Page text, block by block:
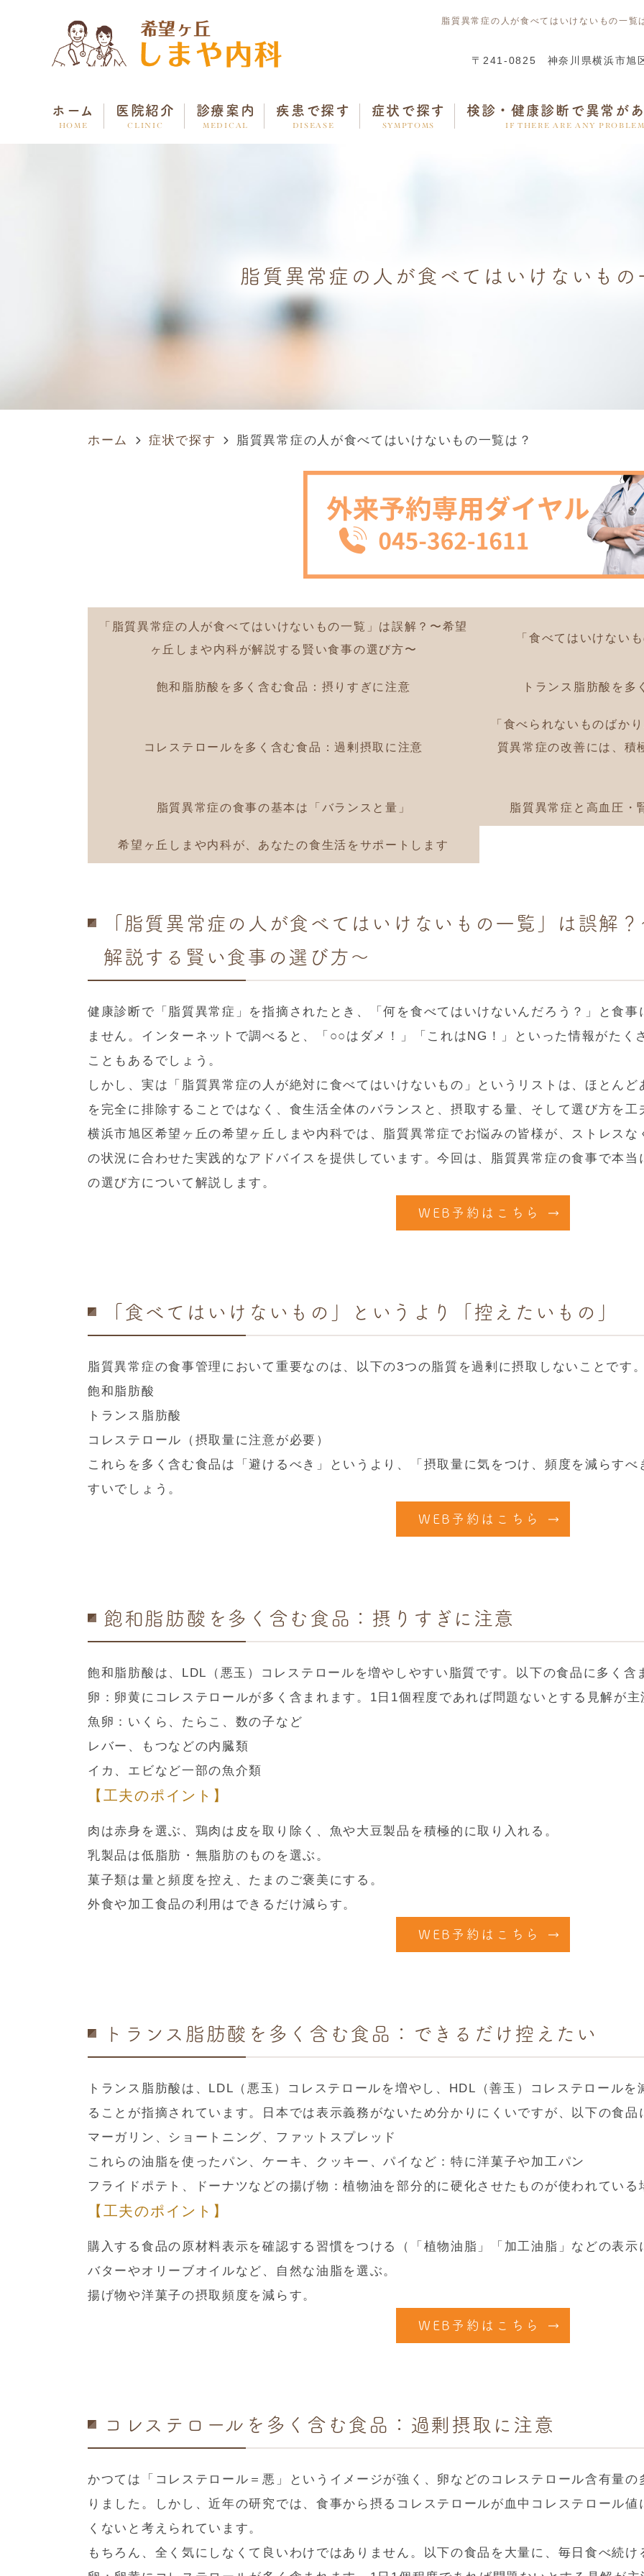
脂質異常症の人が食べてはいけないもの一
〒241-0825 神奈川県横浜市旭
ホーム
HOME
医院紹介
CLINIC
診療案内
MEDICAL
疾患で探す
DISEASE
症状で探す
SYMPTOMS
検診・健康診断で異常が
IF THERE ARE ANY
脂質異常症の人が食べてはいけないもの
ホーム 症状で探す 脂質異常症の人が食べてはいけないもの一覧は？
「脂質異常症の人が食べてはいけないもの一覧」は誤解？〜希望
ヶ丘しまや内科が解説する賢い食事の選び方〜
「食べてはいけない
飽和脂肪酸を多く含む食品：摂りすぎに注意 トランス脂肪酸を多
コレステロールを多く含む食品：過剰摂取に注意
「食べられないものばか
質異常症の改善には、積
脂質異常症の食事の基本は「バランスと量」 脂質異常症と高血圧・
希望ヶ丘しまや内科が、あなたの食生活をサポートします
「脂質異常症の人が食べてはいけないもの一覧」は誤解
解説する賢い食事の選び方〜
健康診断で「脂質異常症」を指摘されたとき、「何を食べてはいけないんだろう？」と食事
ません。インターネットで調べると、「○○はダメ！」「これはNG！」といった情報がたく
こともあるでしょう。
しかし、実は「脂質異常症の人が絶対に食べてはいけないもの」というリストは、ほとん
を完全に排除することではなく、食生活全体のバランスと、摂取する量、そして選び方を工
横浜市旭区希望ヶ丘の希望ヶ丘しまや内科では、脂質異常症でお悩みの皆様が、ストレスな
の状況に合わせた実践的なアドバイスを提供しています。今回は、脂質異常症の食事で本
の選び方について解説します。
WEB予約はこちら
「食べてはいけないもの」というより「控えたいもの」
脂質異常症の食事管理において重要なのは、以下の3つの脂質を過剰に摂取しないことです。
飽和脂肪酸
トランス脂肪酸
コレステロール（摂取量に注意が必要）
これらを多く含む食品は「避けるべき」というより、「摂取量に気をつけ、頻度を減らす
すいでしょう。
WEB予約はこちら
飽和脂肪酸を多く含む食品：摂りすぎに注意
飽和脂肪酸は、LDL（悪玉）コレステロールを増やしやすい脂質です。以下の食品に多く含
卵：卵黄にコレステロールが多く含まれます。1日1個程度であれば問題ないとする見解が主
魚卵：いくら、たらこ、数の子など
レバー、もつなどの内臓類
イカ、エビなど一部の魚介類
【工夫のポイント】
肉は赤身を選ぶ、鶏肉は皮を取り除く、魚や大豆製品を積極的に取り入れる。
乳製品は低脂肪・無脂肪のものを選ぶ。
菓子類は量と頻度を控え、たまのご褒美にする。
外食や加工食品の利用はできるだけ減らす。
WEB予約はこちら
トランス脂肪酸を多く含む食品：できるだけ控えたい
トランス脂肪酸は、LDL（悪玉）コレステロールを増やし、HDL（善玉）コレステロール
ることが指摘されています。日本では表示義務がないため分かりにくいですが、以下の食品
マーガリン、ショートニング、ファットスプレッド
これらの油脂を使ったパン、ケーキ、クッキー、パイなど：特に洋菓子や加工パン
フライドポテト、ドーナツなどの揚げ物：植物油を部分的に硬化させたものが使われている
【工夫のポイント】
購入する食品の原材料表示を確認する習慣をつける（「植物油脂」「加工油脂」などの表示
バターやオリーブオイルなど、自然な油脂を選ぶ。
揚げ物や洋菓子の摂取頻度を減らす。
WEB予約はこちら
コレステロールを多く含む食品：過剰摂取に注意
かつては「コレステロール＝悪」というイメージが強く、卵などのコレステロール含有量
りました。しかし、近年の研究では、食事から摂るコレステロールが血中コレステロール
くないと考えられています。
もちろん、全く気にしなくて良いわけではありません。以下の食品を大量に、毎日食べ続け